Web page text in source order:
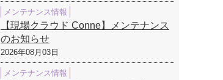
メンテナンス情報
【現場クラウド Conne】メンテナンス
のお知らせ
2026年08月03日
メンテナンス情報